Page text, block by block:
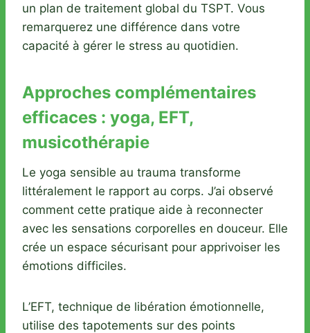
un plan de traitement global du TSPT. Vous
remarquerez une différence dans votre
capacité à gérer le stress au quotidien.
Approches complémentaires
efficaces : yoga, EFT,
musicothérapie
Le yoga sensible au trauma transforme
littéralement le rapport au corps. J’ai observé
comment cette pratique aide à reconnecter
avec les sensations corporelles en douceur. Elle
crée un espace sécurisant pour apprivoiser les
émotions difficiles.
L’EFT, technique de libération émotionnelle,
utilise des tapotements sur des points